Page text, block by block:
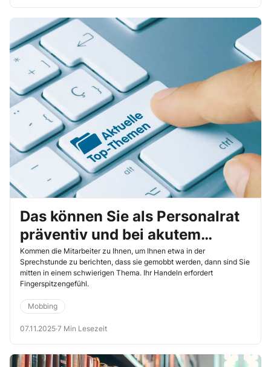
Das können Sie als Personalrat
präventiv und bei akutem
Mobbing konkret tun
Kommen die Mitarbeiter zu Ihnen, um Ihnen etwa in der
Sprechstunde zu berichten, dass sie gemobbt werden, dann sind Sie
mitten in einem schwierigen Thema. Ihr Handeln erfordert
Fingerspitzengefühl.
Mobbing
07.11.2025·7 Min Lesezeit